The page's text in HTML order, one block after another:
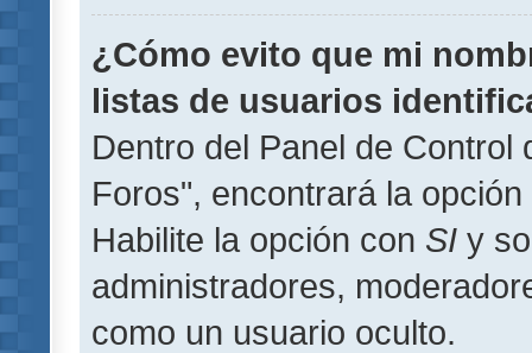
¿Cómo evito que mi
listas de usuarios
Dentro del Panel de
Foros", encontrará la opción
Habilite la opción con SI y
administradores,
como un usuario oculto.